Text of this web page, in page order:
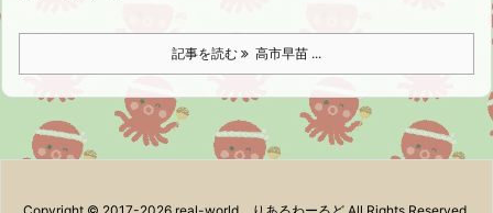
記事を読む 高市早苗 ...